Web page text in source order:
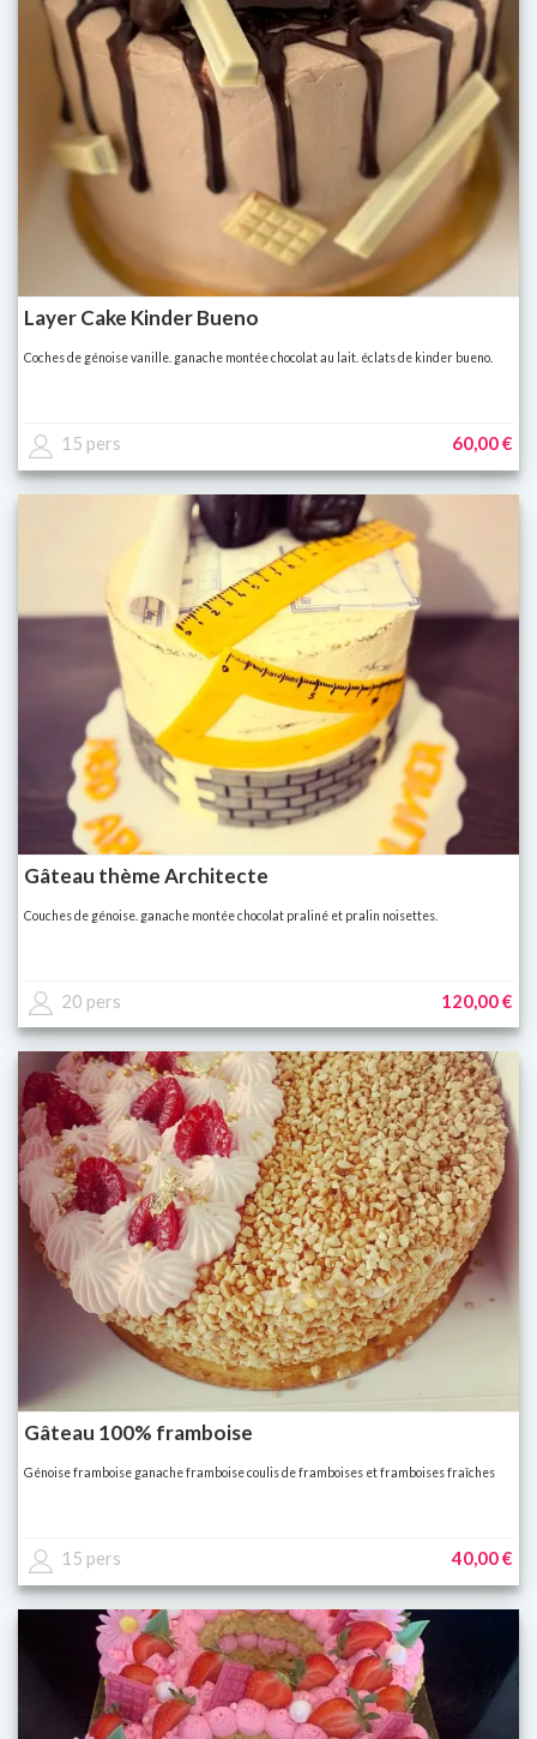
Layer Cake Kinder Bueno
Coches de génoise vanille. ganache montée chocolat au lait. éclats de kinder bueno.
15 pers 60,00 €
Gâteau thème Architecte
Couches de génoise. ganache montée chocolat praliné et pralin noisettes.
20 pers 120,00 €
Gâteau 100% framboise
Génoise framboise ganache framboise coulis de framboises et framboises fraîches
15 pers 40,00 €